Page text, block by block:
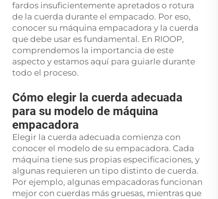
fardos insuficientemente apretados o rotura
de la cuerda durante el empacado. Por eso,
conocer su máquina empacadora y la cuerda
que debe usar es fundamental. En RIOOP,
comprendemos la importancia de este
aspecto y estamos aquí para guiarle durante
todo el proceso.
Cómo elegir la cuerda adecuada
para su modelo de máquina
empacadora
Elegir la cuerda adecuada comienza con
conocer el modelo de su empacadora. Cada
máquina tiene sus propias especificaciones, y
algunas requieren un tipo distinto de cuerda.
Por ejemplo, algunas empacadoras funcionan
mejor con cuerdas más gruesas, mientras que